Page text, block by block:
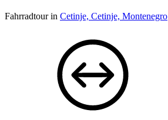
Fahrradtour in Cetinje, Cetinje, Montenegro